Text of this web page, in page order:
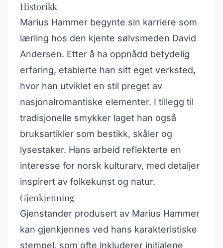
Historikk
Marius Hammer begynte sin karriere som
lærling hos den kjente sølvsmeden David
Andersen. Etter å ha oppnådd betydelig
erfaring, etablerte han sitt eget verksted,
hvor han utviklet en stil preget av
nasjonalromantiske elementer. I tillegg til
tradisjonelle smykker laget han også
bruksartikler som bestikk, skåler og
lysestaker. Hans arbeid reflekterte en
interesse for norsk kulturarv, med detaljer
inspirert av folkekunst og natur.
Gjenkjenning
Gjenstander produsert av Marius Hammer
kan gjenkjennes ved hans karakteristiske
stempel, som ofte inkluderer initialene